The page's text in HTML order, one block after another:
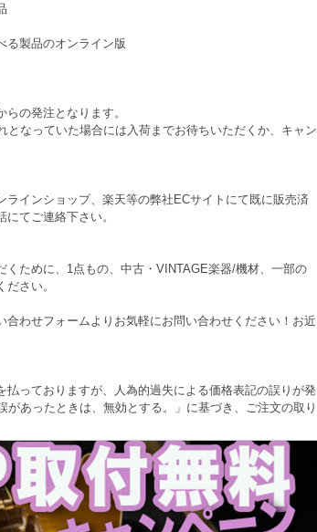
る製品のオンライン版
の発注となります。
なっていた場合には入荷までお待ちいただくか、キャン
インショップ、楽天等の弊社ECサイトにて既に販売済
てご連絡下さい。
ために、1点もの、中古・VINTAGE楽器/機材、一部の
さい。
わせフォームよりお気軽にお問い合わせください！お近
っておりますが、人為的過失による価格表記の誤りが発
あったときは、無効とする。」に基づき、ご注文の取り